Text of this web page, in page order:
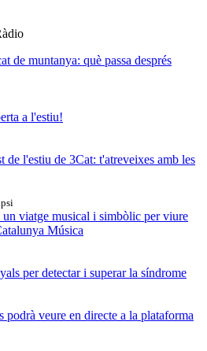
de muntanya: què passa després
a l'estiu!
de l'estiu de 3Cat: t'atreveixes amb les
viatge musical i simbòlic per viure
Música
per detectar i superar la síndrome
podrà veure en directe a la plataforma